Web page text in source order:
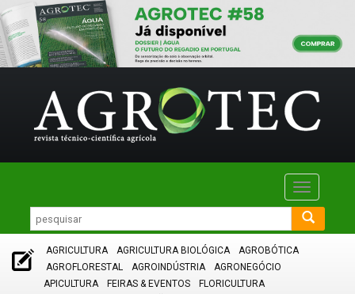
Toggle
AGRICULTURA AGRICULTURA BIOLÓGICA
AGROBÓTICA
AGROFLORESTAL
AGROINDÚSTRIA
AGRONEGÓCIO
APICULTURA
FEIRAS & EVENTOS
FLORICULTURA